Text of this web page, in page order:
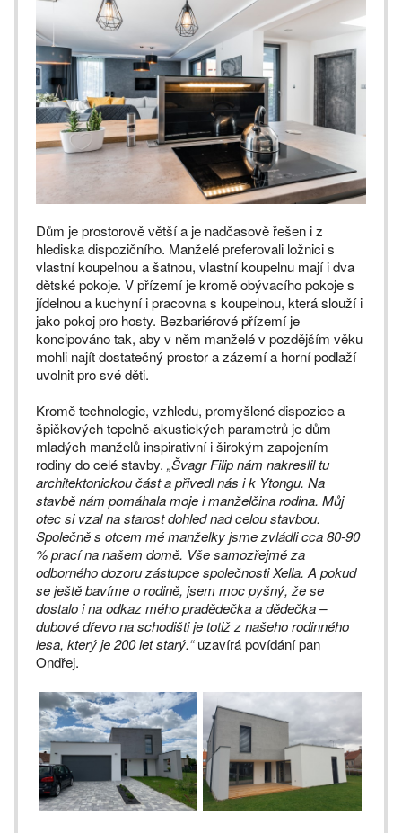
Dům je prostorově větší a je nadčasově řešen i z
hlediska dispozičního. Manželé preferovali ložnici s
vlastní koupelnou a šatnou, vlastní koupelnu mají i dva
dětské pokoje. V přízemí je kromě obývacího pokoje s
jídelnou a kuchyní i pracovna s koupelnou, která slouží i
jako pokoj pro hosty. Bezbariérové přízemí je
koncipováno tak, aby v něm manželé v pozdějším věku
mohli najít dostatečný prostor a zázemí a horní podlaží
uvolnit pro své děti.
Kromě technologie, vzhledu, promyšlené dispozice a
špičkových tepelně-akustických parametrů je dům
mladých manželů inspirativní i širokým zapojením
rodiny do celé stavby. „Švagr Filip nám nakreslil tu
architektonickou část a přivedl nás i k Ytongu. Na
stavbě nám pomáhala moje i manželčina rodina. Můj
otec si vzal na starost dohled nad celou stavbou.
Společně s otcem mé manželky jsme zvládli cca 80-90
% prací na našem domě. Vše samozřejmě za
odborného dozoru zástupce společnosti Xella. A pokud
se ještě bavíme o rodině, jsem moc pyšný, že se
dostalo i na odkaz mého pradědečka a dědečka –
dubové dřevo na schodišti je totiž z našeho rodinného
lesa, který je 200 let starý.“uzavírá povídání pan
Ondřej.